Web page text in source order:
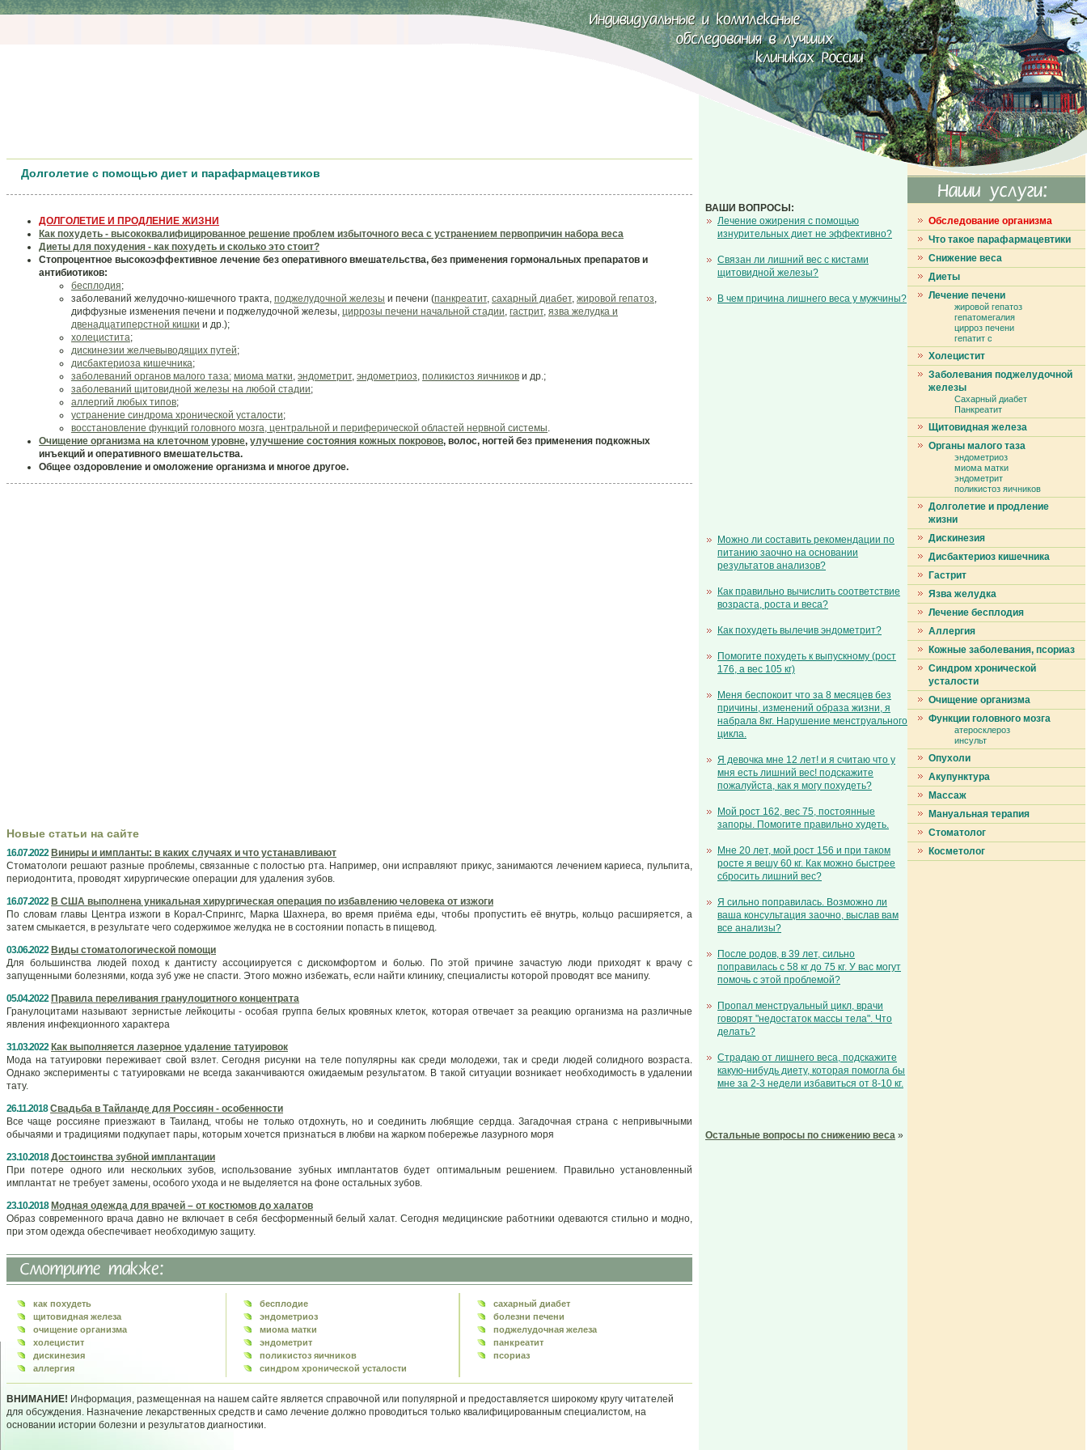
Долголетие с помощью диет и парафармацевтиков
ДОЛГОЛЕТИЕ И ПРОДЛЕНИЕ ЖИЗНИ
Как похудеть - высококвалифицированное решение проблем избыточного веса с устранением первопричин набора веса
Диеты для похудения - как похудеть и сколько это стоит?
Стопроцентное высокоэффективное лечение без оперативного вмешательства, без применения гормональных препаратов и
антибиотиков:
бесплодия;
заболеваний желудочно-кишечного тракта, поджелудочной железы и печени (панкреатит, сахарный диабет, жировой гепатоз,
диффузные изменения печени и поджелудочной железы, циррозы печени начальной стадии, гастрит, язва желудка и
двенадцатиперстной кишки и др.);
холецистита;
дискинезии желчевыводящих путей;
дисбактериоза кишечника;
заболеваний органов малого таза: миома матки, эндометрит, эндометриоз, поликистоз яичников и др.;
заболеваний щитовидной железы на любой стадии;
аллергий любых типов;
устранение синдрома хронической усталости;
восстановление функций головного мозга, центральной и периферической областей нервной системы.
Очищение организма на клеточном уровне, улучшение состояния кожных покровов, волос, ногтей без применения подкожных
инъекций и оперативного вмешательства.
Общее оздоровление и омоложение организма и многое другое.
Новые статьи на сайте
16.07.2022 Виниры и импланты: в каких случаях и что устанавливают
Стоматологи решают разные проблемы, связанные с полостью рта. Например, они исправляют прикус, занимаются лечением кариеса, пульпита,
периодонтита, проводят хирургические операции для удаления зубов.
16.07.2022 В США выполнена уникальная хирургическая операция по избавлению человека от изжоги
По словам главы Центра изжоги в Корал-Спрингс, Марка Шахнера, во время приёма еды, чтобы пропустить её внутрь, кольцо расширяется, а
затем смыкается, в результате чего содержимое желудка не в состоянии попасть в пищевод.
03.06.2022 Виды стоматологической помощи
Для большинства людей поход к дантисту ассоциируется с дискомфортом и болью. По этой причине зачастую люди приходят к врачу с
запущенными болезнями, когда зуб уже не спасти. Этого можно избежать, если найти клинику, специалисты которой проводят все манипу.
05.04.2022 Правила переливания гранулоцитного концентрата
Гранулоцитами называют зернистые лейкоциты - особая группа белых кровяных клеток, которая отвечает за реакцию организма на различные
явления инфекционного характера
31.03.2022 Как выполняется лазерное удаление татуировок
Мода на татуировки переживает свой взлет. Сегодня рисунки на теле популярны как среди молодежи, так и среди людей солидного возраста.
Однако эксперименты с татуировками не всегда заканчиваются ожидаемым результатом. В такой ситуации возникает необходимость в удалении
тату.
26.11.2018 Свадьба в Тайланде для Россиян - особенности
Все чаще россияне приезжают в Таиланд, чтобы не только отдохнуть, но и соединить любящие сердца. Загадочная страна с непривычными
обычаями и традициями подкупает пары, которым хочется признаться в любви на жарком побережье лазурного моря
23.10.2018 Достоинства зубной имплантации
При потере одного или нескольких зубов, использование зубных имплантатов будет оптимальным решением. Правильно установленный
имплантат не требует замены, особого ухода и не выделяется на фоне остальных зубов.
23.10.2018 Модная одежда для врачей – от костюмов до халатов
Образ современного врача давно не включает в себя бесформенный белый халат. Сегодня медицинские работники одеваются стильно и модно,
при этом одежда обеспечивает необходимую защиту.
как похудеть
щитовидная железа
очищение организма
холецистит
дискинезия
аллергия
бесплодие
эндометриоз
миома матки
эндометрит
поликистоз яичников
синдром хронической усталости
сахарный диабет
болезни печени
поджелудочная железа
панкреатит
псориаз
ВНИМАНИЕ! Информация, размещенная на нашем сайте является справочной или популярной и предоставляется широкому кругу читателей
для обсуждения. Назначение лекарственных средств и само лечение должно проводиться только квалифицированным специалистом, на
основании истории болезни и результатов диагностики.
ВАШИ ВОПРОСЫ:
Лечение ожирения с помощью
изнурительных диет не эффективно?
Связан ли лишний вес с кистами
щитовидной железы?
В чем причина лишнего веса у мужчины?
Можно ли составить рекомендации по
питанию заочно на основании
результатов анализов?
Как правильно вычислить соответствие
возраста, роста и веса?
Как похудеть вылечив эндометрит?
Помогите похудеть к выпускному (рост
176, а вес 105 кг)
Меня беспокоит что за 8 месяцев без
причины, изменений образа жизни, я
набрала 8кг. Нарушение менструального
цикла.
Я девочка мне 12 лет! и я считаю что у
мня есть лишний вес! подскажите
пожалуйста, как я могу похудеть?
Мой рост 162, вес 75, постоянные
запоры. Помогите правильно худеть.
Мне 20 лет, мой рост 156 и при таком
росте я вешу 60 кг. Как можно быстрее
сбросить лишний вес?
Я сильно поправилась. Возможно ли
ваша консультация заочно, выслав вам
все анализы?
После родов, в 39 лет, сильно
поправилась с 58 кг до 75 кг. У вас могут
помочь с этой проблемой?
Пропал менструальный цикл, врачи
говорят "недостаток массы тела". Что
делать?
Страдаю от лишнего веса, подскажите
какую-нибудь диету, которая помогла бы
мне за 2-3 недели избавиться от 8-10 кг.
Остальные вопросы по снижению веса »
Обследование организма
Что такое парафармацевтики
Снижение веса
Диеты
Лечение печени
жировой гепатоз
гепатомегалия
цирроз печени
гепатит с
Холецистит
Заболевания поджелудочной
железы
Сахарный диабет
Панкреатит
Щитовидная железа
Органы малого таза
эндометриоз
миома матки
эндометрит
поликистоз яичников
Долголетие и продление
жизни
Дискинезия
Дисбактериоз кишечника
Гастрит
Язва желудка
Лечение бесплодия
Аллергия
Кожные заболевания, псориаз
Синдром хронической
усталости
Очищение организма
Функции головного мозга
атеросклероз
инсульт
Опухоли
Акупунктура
Массаж
Мануальная терапия
Стоматолог
Косметолог